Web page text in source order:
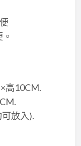
高10CM.
放入).